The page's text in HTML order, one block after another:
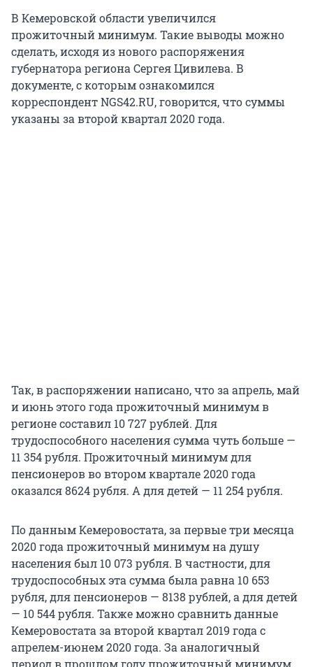
В Кемеровской области увеличился
прожиточный минимум. Такие выводы можно
сделать, исходя из нового распоряжения
губернатора региона Сергея Цивилева. В
документе, с которым ознакомился
корреспондент NGS42.RU, говорится, что суммы
указаны за второй квартал 2020 года.
Так, в распоряжении написано, что за апрель, май
и июнь этого года прожиточный минимум в
регионе составил 10 727 рублей. Для
трудоспособного населения сумма чуть больше —
11 354 рубля. Прожиточный минимум для
пенсионеров во втором квартале 2020 года
оказался 8624 рубля. А для детей — 11 254 рубля.
По данным Кемеровостата, за первые три месяца
2020 года прожиточный минимум на душу
населения был 10 073 рубля. В частности, для
трудоспособных эта сумма была равна 10 653
рубля, для пенсионеров — 8138 рублей, а для детей
— 10 544 рубля. Также можно сравнить данные
Кемеровостата за второй квартал 2019 года с
апрелем-июнем 2020 года. За аналогичный
период в прошлом году прожиточный минимум